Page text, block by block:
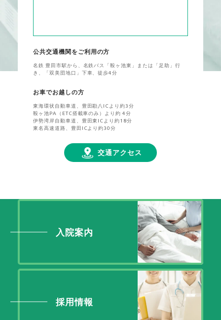
公共交通機関をご利用の方
名鉄 豊田市駅から、名鉄バス「鞍ヶ池東」または「足助」行
き、「双美団地口」下車、徒歩4分
お車でお越しの方
東海環状自動車道、豊田勘八ICより約3分
鞍ヶ池PA（ETC搭載車のみ）より約 4分
伊勢湾岸自動車道、豊田東ICより約18分
東名高速道路、豊田ICより約30分
交通アクセス
入院案内
採用情報